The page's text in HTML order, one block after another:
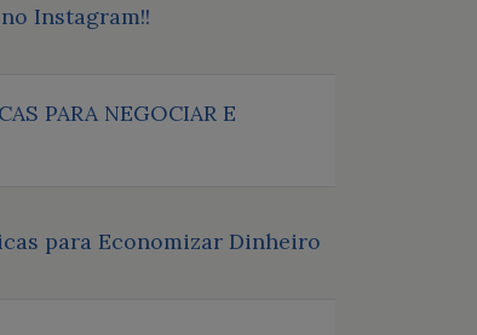
Instagram!!
PARA NEGOCIAR E
para Economizar Dinheiro